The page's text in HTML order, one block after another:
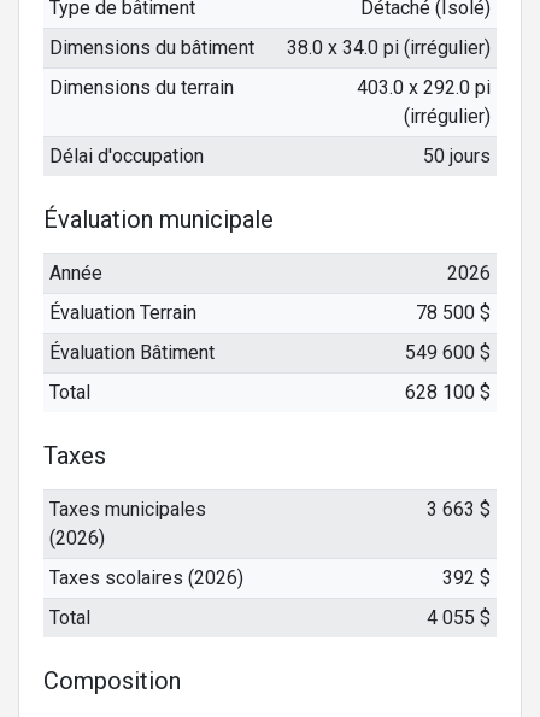
Type de bâtiment
Détaché (Isolé)
Dimensions du bâtiment
38.0 x 34.0 pi (irrégulier)
Dimensions du terrain
403.0 x 292.0 pi
(irrégulier)
Délai d'occupation
50 jours
Évaluation municipale
Année
2026
Évaluation Terrain
78 500 $
Évaluation Bâtiment
549 600 $
Total
628 100 $
Taxes
Taxes municipales
(2026)
3 663 $
Taxes scolaires (2026)
392 $
Total
4 055 $
Composition